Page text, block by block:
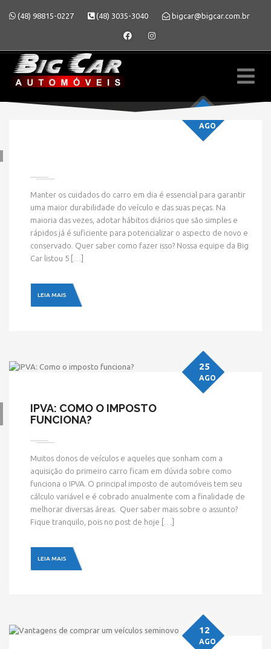
(48) 98815-0227 (48) 3035-3040 bigcar@bigcar.com.br
» SEMINOVOS
AGO
Manter os cuidados do carro em dia é essencial para garantir
uma maior durabilidade do veículo e das suas peças. Na
maioria das vezes, adotar hábitos diários que são simples e
rápidos já é suficiente para potencializar o aspecto de novo e
conservado. Quer saber como fazer isso? Nossa equipe da Big
Car listou 5 […]
LEIA MAIS
IPVA: COMO O IMPOSTO
FUNCIONA?
25
AGO
Muitos donos de veículos e aqueles que sonham com a
aquisição do primeiro carro ficam em dúvida sobre como
funciona o IPVA. O principal imposto de automóveis tem seu
cálculo variável e é cobrado anualmente com a finalidade de
melhorar diversas áreas. Quer saber mais sobre o assunto?
Fique tranquilo, pois no post de hoje […]
LEIA MAIS
12
AGO